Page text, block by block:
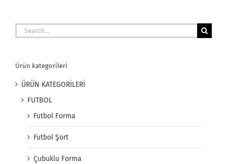
Search
for:
Ürün kategorileri
ÜRÜN KATEGORİLERİ
FUTBOL
Futbol Forma
Futbol Şort
Çubuklu Forma